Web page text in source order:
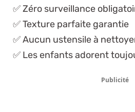
✅ Zéro surveillance
✅ Texture parfaite garantie
✅ Aucun ustensile à
✅ Les enfants adorent
Publicité